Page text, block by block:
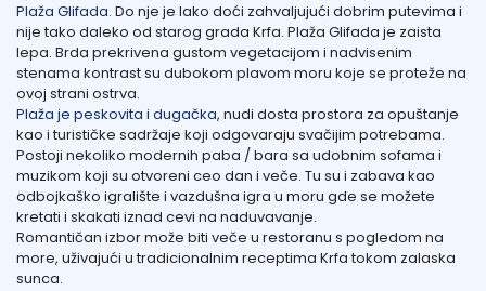
Plaža Glifada. Do nje je lako doći zahvaljujući dobrim putevima i
nije tako daleko od starog grada Krfa. Plaža Glifada je zaista
lepa. Brda prekrivena gustom vegetacijom i nadvisenim
stenama kontrast su dubokom plavom moru koje se proteže na
ovoj strani ostrva.
Plaža je peskovita i dugačka, nudi dosta prostora za opuštanje
kao i turističke sadržaje koji odgovaraju svačijim potrebama.
Postoji nekoliko modernih paba / bara sa udobnim sofama i
muzikom koji su otvoreni ceo dan i veče. Tu su i zabava kao
odbojkaško igralište i vazdušna igra u moru gde se možete
kretati i skakati iznad cevi na naduvavanje.
Romantičan izbor može biti veče u restoranu s pogledom na
more, uživajući u tradicionalnim receptima Krfa tokom zalaska
sunca.